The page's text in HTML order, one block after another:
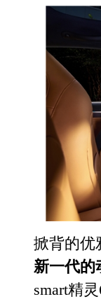
掀背的优
新一代的
smart精